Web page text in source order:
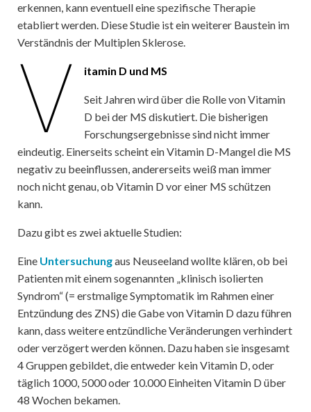
erkennen, kann eventuell eine spezifische Therapie
etabliert werden. Diese Studie ist ein weiterer Baustein im
Verständnis der Multiplen Sklerose.
V itamin D und MS
Seit Jahren wird über die Rolle von Vitamin
D bei der MS diskutiert. Die bisherigen
Forschungsergebnisse sind nicht immer
eindeutig. Einerseits scheint ein Vitamin D-Mangel die MS
negativ zu beeinflussen, andererseits weiß man immer
noch nicht genau, ob Vitamin D vor einer MS schützen
kann.
Dazu gibt es zwei aktuelle Studien:
Eine Untersuchungaus Neuseeland wollte klären, ob bei
Patienten mit einem sogenannten „klinisch isolierten
Syndrom“ (= erstmalige Symptomatik im Rahmen einer
Entzündung des ZNS) die Gabe von Vitamin D dazu führen
kann, dass weitere entzündliche Veränderungen verhindert
oder verzögert werden können. Dazu haben sie insgesamt
4 Gruppen gebildet, die entweder kein Vitamin D, oder
täglich 1000, 5000 oder 10.000 Einheiten Vitamin D über
48 Wochen bekamen.